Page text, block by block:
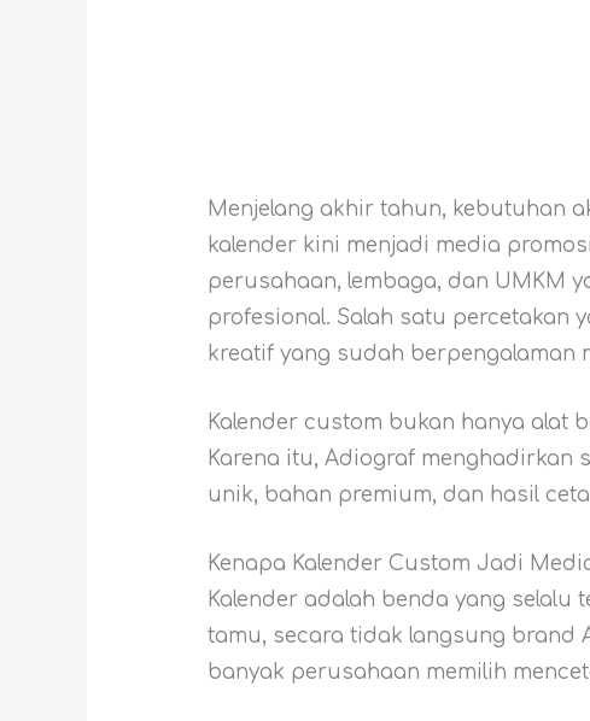
Menjelang akhir tahun, kebutuhan
kalender kini menjadi media
perusahaan, lembaga, dan UMKM
profesional. Salah satu percetakan
kreatif yang sudah
Kalender custom bukan hanya alat
Karena itu, Adiograf menghadirkan
unik, bahan premium, dan hasil
Kenapa Kalender Custom Jadi
Kalender adalah benda yang
tamu, secara tidak langsung brand
banyak perusahaan memilih